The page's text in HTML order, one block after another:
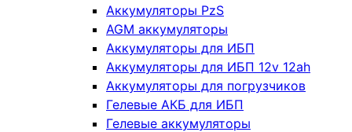
Аккумуляторы PzS
AGM аккумуляторы
Аккумуляторы для ИБП
Аккумуляторы для ИБП 12v 12ah
Аккумуляторы для погрузчиков
Гелевые АКБ для ИБП
Гелевые аккумуляторы